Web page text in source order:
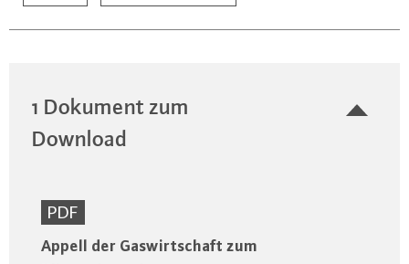
1 Dokument zum
Download
PDF
Appell der Gaswirtschaft zum